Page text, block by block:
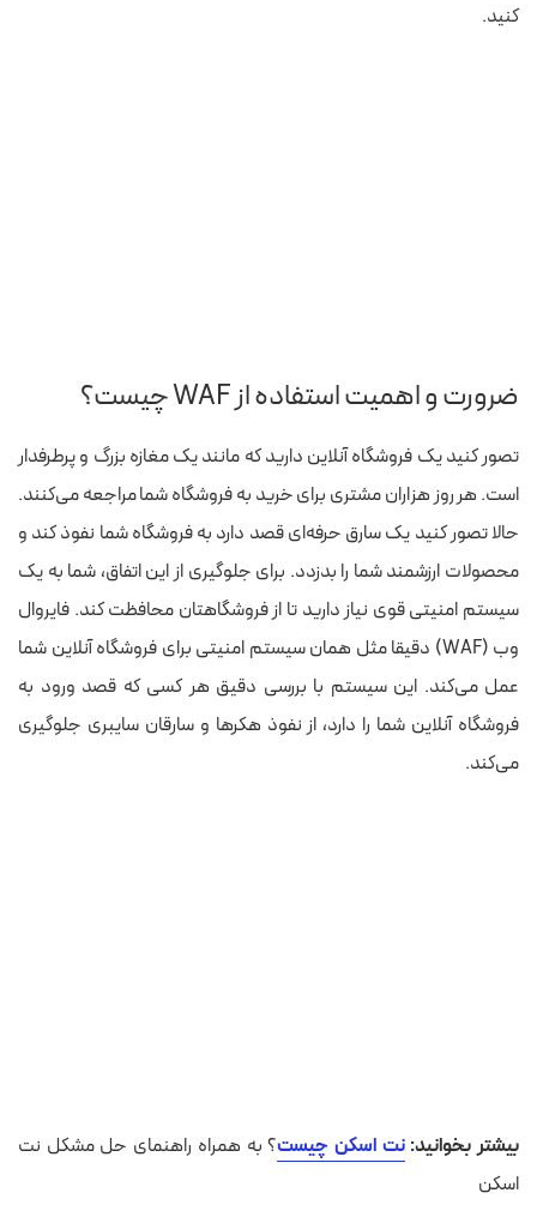
کنید.
ضرورت و اهمیت استفاده از WAF چیست؟
تصور کنید یک فروشگاه آنلاین دارید که مانند یک مغازه بزرگ و پرطرفدار
است. هر روز هزاران مشتری برای خرید به فروشگاه شما مراجعه می‌کنند.
حالا تصور کنید یک سارق حرفه‌ای قصد دارد به فروشگاه شما نفوذ کند و
محصولات ارزشمند شما را بدزدد. برای جلوگیری از این اتفاق، شما به یک
سیستم امنیتی قوی نیاز دارید تا از فروشگاهتان محافظت کند. فایروال
وب (WAF) دقیقا مثل همان سیستم امنیتی برای فروشگاه آنلاین شما
عمل می‌کند. این سیستم با بررسی دقیق هر کسی که قصد ورود به
فروشگاه آنلاین شما را دارد، از نفوذ هکرها و سارقان سایبری جلوگیری
می‌کند.
بیشتر بخوانید:نت اسکن چیست؟ به همراه راهنمای حل مشکل نت
اسکن